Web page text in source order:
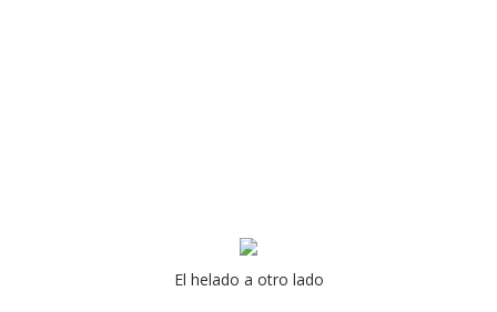
El helado a otro lado